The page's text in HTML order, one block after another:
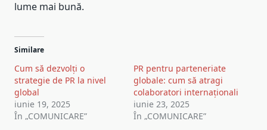
lume mai bună.
Similare
Cum să dezvolți o
strategie de PR la nivel
global
iunie 19, 2025
În „COMUNICARE”
PR pentru parteneriate
globale: cum să atragi
colaboratori internaționali
iunie 23, 2025
În „COMUNICARE”